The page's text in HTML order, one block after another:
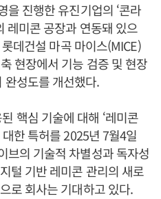
을 진행한 유진기업의 ‘콘라
레미콘 공장과 연동돼 있으
데건설 마곡 마이스(MICE)
현장에서 기능 검증 및 현장
성도를 개선했다.
핵심 기술에 대해 ‘레미콘
한 특허를 2025년 7월4일
브의 기술적 차별성과 독자성
털 기반 레미콘 관리의 새로
로 회사는 기대하고 있다.